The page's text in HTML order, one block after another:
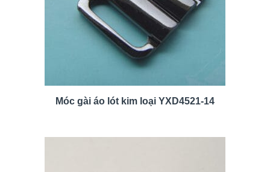
Móc gài áo lót kim loại YXD4521-14